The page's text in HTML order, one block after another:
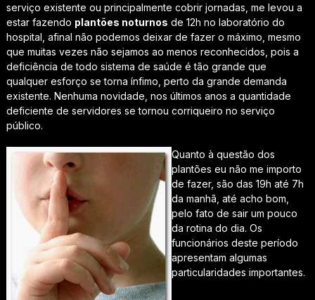
serviço existente ou principalmente cobrir jornadas, me levou a
estar fazendo plantões noturnos de 12h no laboratório do
hospital, afinal não podemos deixar de fazer o máximo, mesmo
que muitas vezes não sejamos ao menos reconhecidos, pois a
deficiência de todo sistema de saúde é tão grande que
qualquer esforço se torna ínfimo, perto da grande demanda
existente. Nenhuma novidade, nos últimos anos a quantidade
deficiente de servidores se tornou corriqueiro no serviço
público.
Quanto à questão dos
plantões eu não me importo
de fazer, são das 19h até 7h
da manhã, até acho bom,
pelo fato de sair um pouco
da rotina do dia. Os
funcionários deste período
apresentam algumas
particularidades importantes.